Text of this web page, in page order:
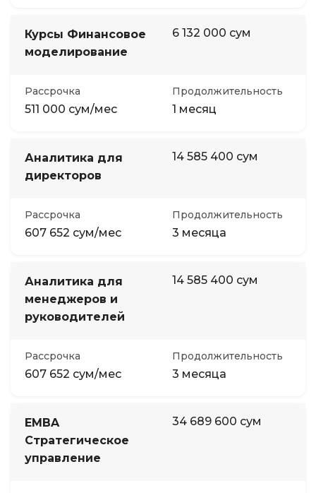
Курсы Финансовое
моделирование
6 132 000 сум
Рассрочка
511 000 сум/мес
Продолжительность
1 месяц
Аналитика для
директоров
14 585 400 сум
Рассрочка
607 652 сум/мес
Продолжительность
3 месяца
Аналитика для
менеджеров и
руководителей
14 585 400 сум
Рассрочка
607 652 сум/мес
Продолжительность
3 месяца
EMBA
Стратегическое
управление
34 689 600 сум